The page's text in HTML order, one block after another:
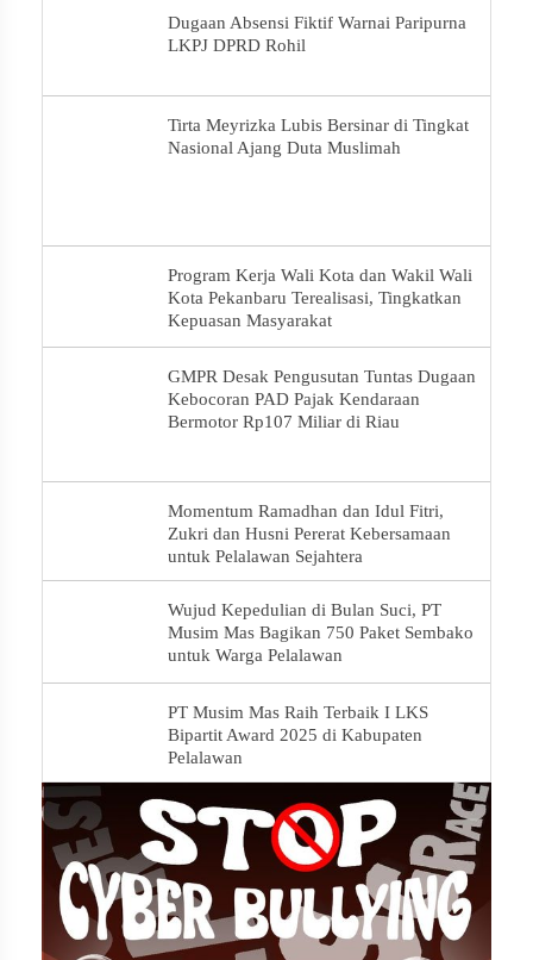
Dugaan Absensi Fiktif Warnai Paripurna
LKPJ DPRD Rohil
Tirta Meyrizka Lubis Bersinar di Tingkat
Nasional Ajang Duta Muslimah
Program Kerja Wali Kota dan Wakil Wali
Kota Pekanbaru Terealisasi, Tingkatkan
Kepuasan Masyarakat
GMPR Desak Pengusutan Tuntas Dugaan
Kebocoran PAD Pajak Kendaraan
Bermotor Rp107 Miliar di Riau
Momentum Ramadhan dan Idul Fitri,
Zukri dan Husni Pererat Kebersamaan
untuk Pelalawan Sejahtera
Wujud Kepedulian di Bulan Suci, PT
Musim Mas Bagikan 750 Paket Sembako
untuk Warga Pelalawan
PT Musim Mas Raih Terbaik I LKS
Bipartit Award 2025 di Kabupaten
Pelalawan